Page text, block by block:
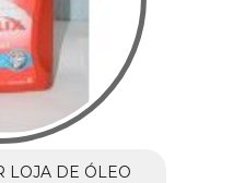
LOJA DE ÓLEO